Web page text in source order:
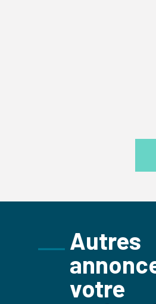
Autres
votre21m²
LOCAL